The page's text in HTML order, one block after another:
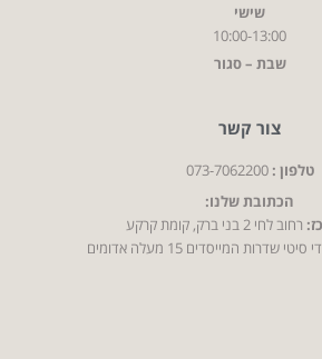
שישי
10:00-13:00
שבת – סגור
צור קשר
טלפון : 073-7062200
הכתובת שלנו:
רחוב לחי 2 בני ברק, קומת קרקע
סיטי שדרות המייסדים 15 מעלה אדומים